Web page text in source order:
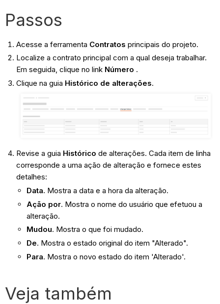
Passos
Acesse a ferramenta Contratos principais do projeto.
Localize a contrato principal com a qual deseja trabalhar.
Em seguida, clique no link Número .
Clique na guia Histórico de alterações.
Revise a guia Histórico de alterações. Cada item de linha
corresponde a uma ação de alteração e fornece estes
detalhes:
Data. Mostra a data e a hora da alteração.
Ação por. Mostra o nome do usuário que efetuou a
alteração.
Mudou. Mostra o que foi mudado.
De. Mostra o estado original do item "Alterado".
Para. Mostra o novo estado do item 'Alterado'.
Veja também